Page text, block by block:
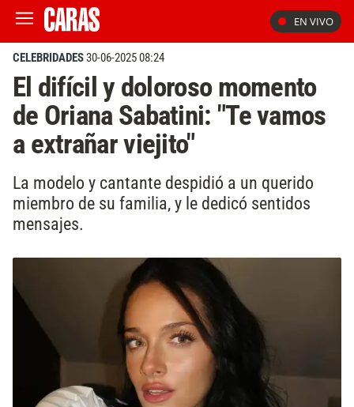
EN VIVO
CELEBRIDADES30-06-2025 08:24
El difícil y doloroso momento
de Oriana Sabatini: "Te vamos
a extrañar viejito"
La modelo y cantante despidió a un querido
miembro de su familia, y le dedicó sentidos
mensajes.